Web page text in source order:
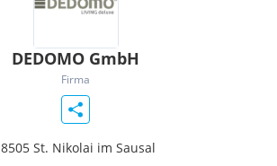
DEDOMO GmbH
Firma
8505 St. Nikolai im Sausal